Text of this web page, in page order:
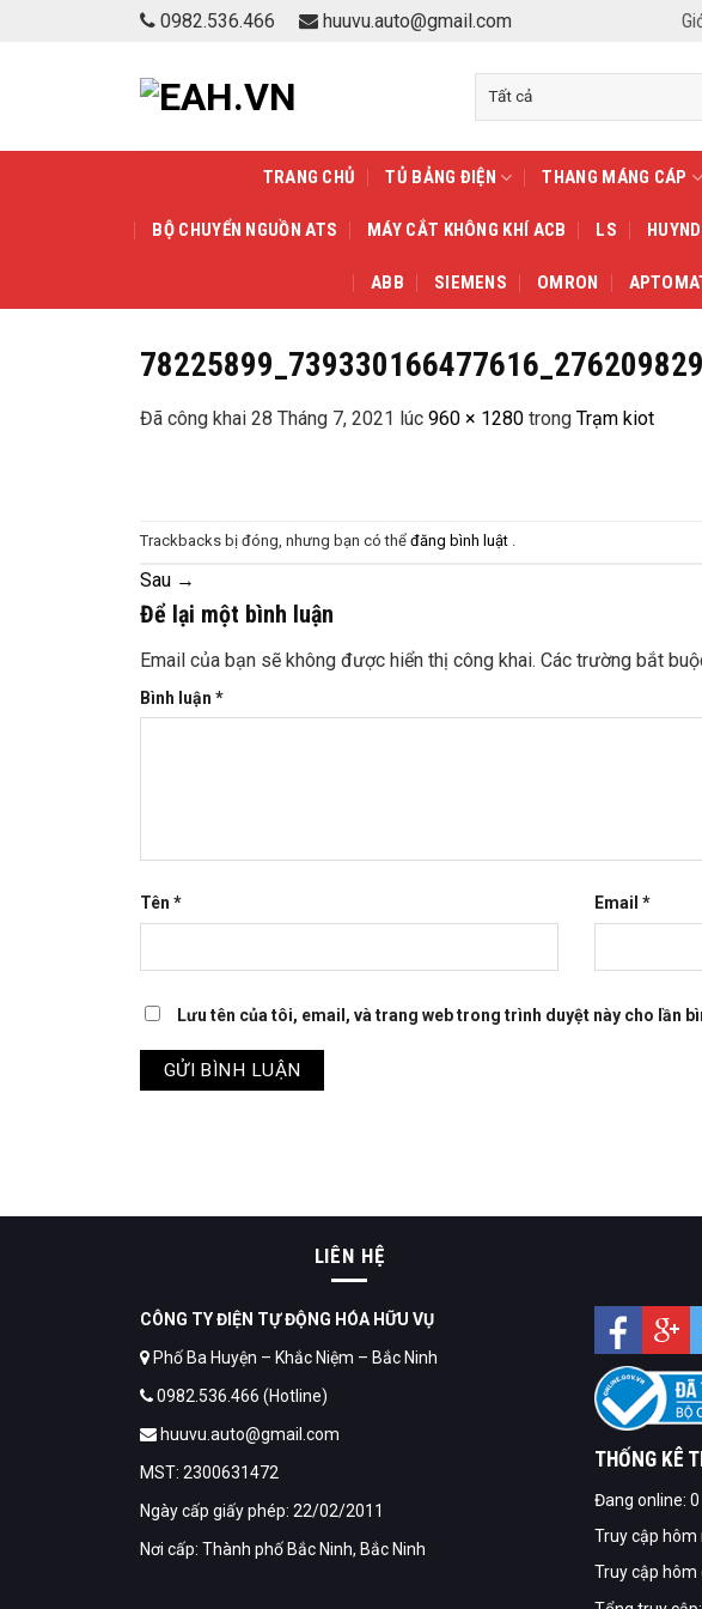
0982.536.466 huuvu.auto@gmail.com
TRANG CHỦ TỦ BẢNG ĐIỆN THANG MÁNG CÁP
BỘ CHUYỂN NGUỒN ATS MÁY CẮT KHÔNG KHÍ ACB LS
ABB SIEMENS OMRON
Đã công khai 28 Tháng 7, 2021 lúc 960 × 1280 trong Trạm kiot
Trackbacks bị đóng, nhưng bạn có thể đăng bình luật .
Sau →
Để lại một bình luận
Email của bạn sẽ không được hiển thị công khai. Các trường bắt
Bình luận *
Tên * Email *
Lưu tên của tôi, email, và trang web trong trình duyệt này cho lần
LIÊN HỆ
CÔNG TY ĐIỆN TỰ ĐỘNG HÓA HỮU VỤ
Phố Ba Huyện – Khắc Niệm – Bắc Ninh
0982.536.466 (Hotline)
huuvu.auto@gmail.com
MST: 2300631472
Ngày cấp giấy phép: 22/02/2011
Nơi cấp: Thành phố Bắc Ninh, Bắc Ninh
THỐNG KÊ
Đang online: 0
Truy cập hôm
Truy cập hôm